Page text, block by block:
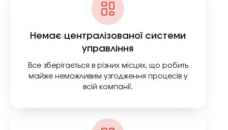
Немає централізованої системи
управління
Все зберігається в різних місцях, що робить
майже неможливим узгодження процесів у
всій компанії.